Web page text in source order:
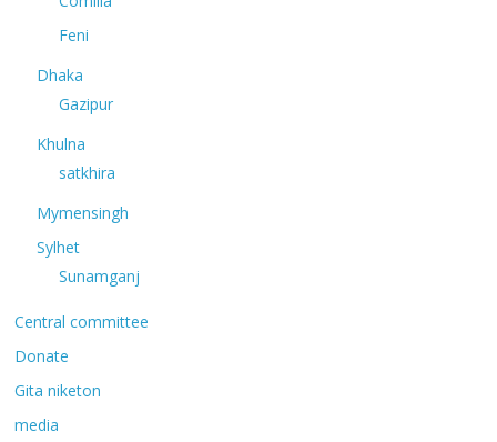
Feni
Dhaka
Gazipur
Khulna
satkhira
Mymensingh
Sylhet
Sunamganj
Central committee
Donate
Gita niketon
media